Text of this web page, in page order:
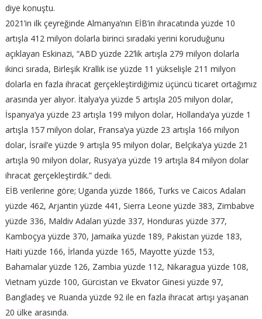
diye konuştu.
2021’in ilk çeyreğinde Almanya’nın EİB’in ihracatında yüzde 10
artışla 412 milyon dolarla birinci sıradaki yerini koruduğunu
açıklayan Eskinazi, “ABD yüzde 22’lik artışla 279 milyon dolarla
ikinci sırada, Birleşik Krallık ise yüzde 11 yükselişle 211 milyon
dolarla en fazla ihracat gerçekleştirdiğimiz üçüncü ticaret ortağımız
arasında yer alıyor. İtalya’ya yüzde 5 artışla 205 milyon dolar,
İspanya’ya yüzde 23 artışla 199 milyon dolar, Hollanda’ya yüzde 1
artışla 157 milyon dolar, Fransa’ya yüzde 23 artışla 166 milyon
dolar, İsrail’e yüzde 9 artışla 95 milyon dolar, Belçika’ya yüzde 21
artışla 90 milyon dolar, Rusya’ya yüzde 19 artışla 84 milyon dolar
ihracat gerçekleştirdik.” dedi.
EİB verilerine göre; Uganda yüzde 1866, Turks ve Caicos Adaları
yüzde 462, Arjantin yüzde 441, Sierra Leone yüzde 383, Zimbabve
yüzde 336, Maldiv Adaları yüzde 337, Honduras yüzde 377,
Kamboçya yüzde 370, Jamaika yüzde 189, Pakistan yüzde 183,
Haiti yüzde 166, İrlanda yüzde 165, Mayotte yüzde 153,
Bahamalar yüzde 126, Zambia yüzde 112, Nikaragua yüzde 108,
Vietnam yüzde 100, Gürcistan ve Ekvator Ginesi yüzde 97,
Bangladeş ve Ruanda yüzde 92 ile en fazla ihracat artışı yaşanan
20 ülke arasında.